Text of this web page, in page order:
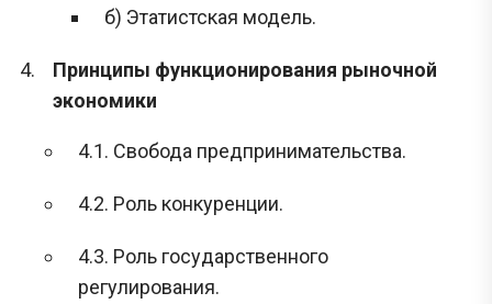
б) Этатистская модель.
Принципы функционирования рыночной
экономики
4.1. Свобода предпринимательства.
4.2. Роль конкуренции.
4.3. Роль государственного
регулирования.